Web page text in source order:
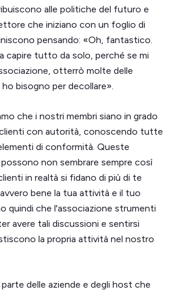
alle politiche del futuro e
che iniziano con un foglio di
pensando: «Oh, fantastico.
capire tutto da solo, perché se mi
otterrò molte delle
bisogno per decollare».
che i nostri membri siano in grado
clienti con autorità, conoscendo tutte
di conformità. Queste
non sembrare sempre così
in realtà si fidano di più di te
bene la tua attività e il tuo
quindi che l'associazione strumenti
avere tali discussioni e sentirsi
la propria attività nel nostro
delle aziende e degli host che